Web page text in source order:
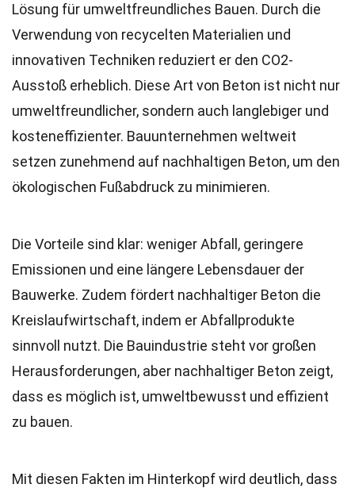
Lösung für umweltfreundliches Bauen. Durch die
Verwendung von recycelten Materialien und
innovativen Techniken reduziert er den CO2-
Ausstoß erheblich. Diese Art von Beton ist nicht nur
umweltfreundlicher, sondern auch langlebiger und
kosteneffizienter. Bauunternehmen weltweit
setzen zunehmend auf nachhaltigen Beton, um den
ökologischen Fußabdruck zu minimieren.
Die Vorteile sind klar: weniger Abfall, geringere
Emissionen und eine längere Lebensdauer der
Bauwerke. Zudem fördert nachhaltiger Beton die
Kreislaufwirtschaft, indem er Abfallprodukte
sinnvoll nutzt. Die Bauindustrie steht vor großen
Herausforderungen, aber nachhaltiger Beton zeigt,
dass es möglich ist, umweltbewusst und effizient
zu bauen.
Mit diesen Fakten im Hinterkopf wird deutlich, dass